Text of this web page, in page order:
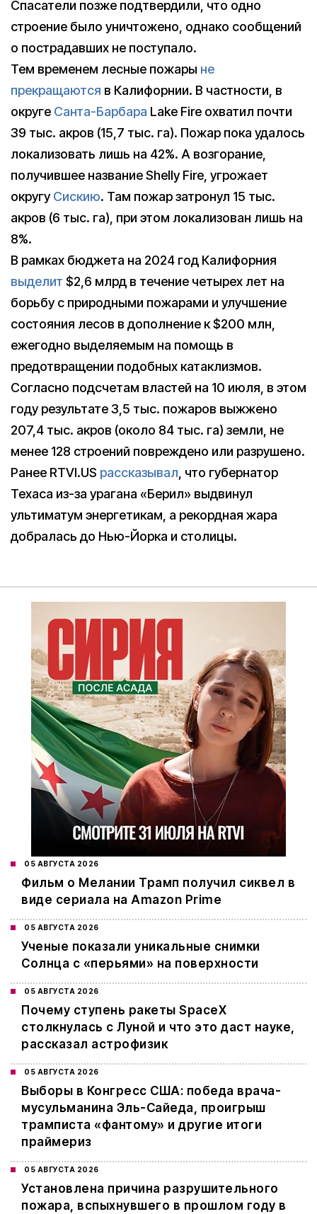
Спасатели позже подтвердили, что одно
строение было уничтожено, однако сообщений
о пострадавших не поступало.
Тем временем лесные пожары не
прекращаются в Калифорнии. В частности, в
округе Санта-Барбара Lake Fire охватил почти
39 тыс. акров (15,7 тыс. га). Пожар пока удалось
локализовать лишь на 42%. А возгорание,
получившее название Shelly Fire, угрожает
округуСискию. Там пожар затронул 15 тыс.
акров (6 тыс. га), при этом локализован лишь на
8%.
В рамках бюджета на 2024 год Калифорния
выделит $2,6 млрд в течение четырех лет на
борьбу с природными пожарами и улучшение
состояния лесов в дополнение к $200 млн,
ежегодно выделяемым на помощь в
предотвращении подобных катаклизмов.
Согласно подсчетам властей на 10 июля, в этом
году результате 3,5 тыс. пожаров выжжено
207,4 тыс. акров (около 84 тыс. га) земли, не
менее 128 строений повреждено или разрушено.
Ранее RTVI.US рассказывал, что губернатор
Техаса из-за урагана «Берил» выдвинул
ультиматум энергетикам, а рекордная жара
добралась до Нью-Йорка и столицы.
05 АВГУСТА 2026
Фильм о Мелании Трамп получил сиквел в
виде сериала на Amazon Prime
05 АВГУСТА 2026
Ученые показали уникальные снимки
Солнца с «перьями» на поверхности
05 АВГУСТА 2026
Почему ступень ракеты SpaceX
столкнулась с Луной и что это даст науке,
рассказал астрофизик
05 АВГУСТА 2026
Выборы в Конгресс США: победа врача-
мусульманина Эль-Сайеда, проигрыш
трамписта «фантому» и другие итоги
праймериз
05 АВГУСТА 2026
Установлена причина разрушительного
пожара, вспыхнувшего в прошлом году в